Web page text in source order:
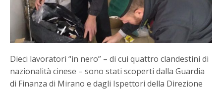
Dieci lavoratori “in nero” – di cui quattro clandestini di
nazionalità cinese – sono stati scoperti dalla Guardia
di Finanza di Mirano e dagli Ispettori della Direzione